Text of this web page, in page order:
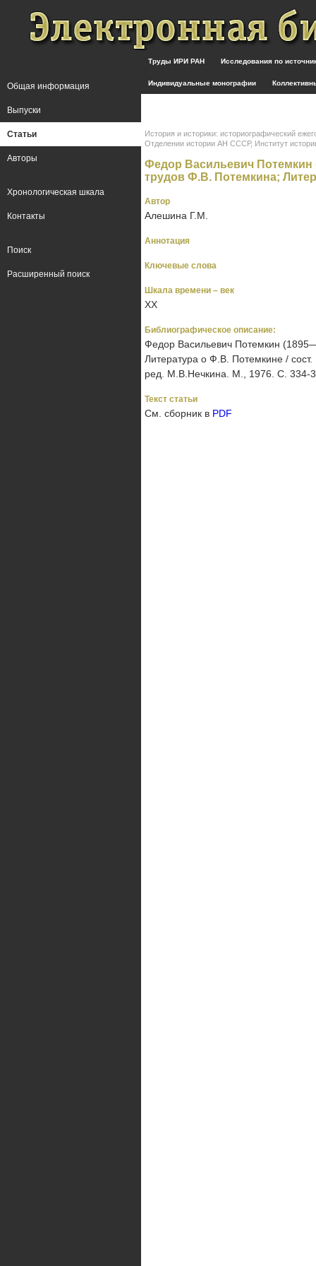
Труды ИРИ РАН Исследования по
Индивидуальные монографии
История и историки: историографический
Отделении истории АН СССР, Институт
Федор Васильевич Потемкин
трудов Ф.В. Потемкина;
Автор
Алешина Г.М.
Аннотация
Ключевые слова
Шкала времени – век
XX
Библиографическое описание:
Федор Васильевич Потемкин
Литература о Ф.В. Потемкине /
ред. М.В.Нечкина. М., 1976. С. 334-
Текст статьи
См. сборник в PDF
Общая информация
Выпуски
Статьи
Авторы
Хронологическая шкала
Контакты
Поиск
Расширенный поиск